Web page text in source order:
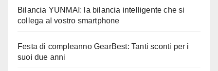
Bilancia YUNMAI: la bilancia intelligente che si
collega al vostro smartphone
Festa di compleanno GearBest: Tanti sconti per i
suoi due anni